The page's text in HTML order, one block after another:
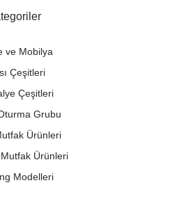
ve Mobilya
Çeşitleri
Çeşitleri
Grubu
Ürünleri
Ürünleri
Modelleri